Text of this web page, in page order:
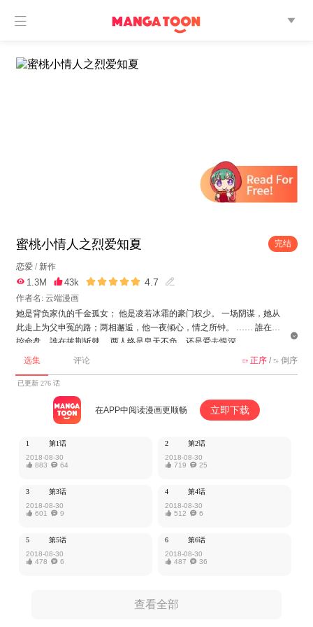
 
蜜桃小情人之烈爱知夏 完结
恋爱 / 新作
 1.3M 43k  4.7 
作者名: 云端漫画
她是背负家仇的千金孤女； 他是凌若冰霜的豪门权少。 一场阴谋，她从
此走上为父申冤的路；两相邂逅，他一夜倾心，情之所钟。 …… 誰在操
控命盘，誰在披荆斩棘， 两人终是皇天不负，还是爱去恨深……
MangaToon所持立场。

选集 评论  正序/  倒序
已更新 276 话
在APP中阅读漫画更顺畅 立即下载
1
第1话
2018-08-30
 883 64
2
第2话
2018-08-30
 719 25
3
第3话
2018-08-30
 601 9
4
第4话
2018-08-30
 512 6
5
第5话
2018-08-30
 478 6
6
第6话
2018-08-30
 487 36
查看全部